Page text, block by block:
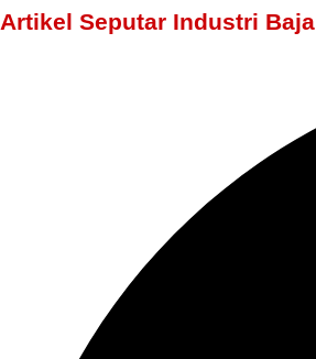
Artikel Seputar Industri Baja